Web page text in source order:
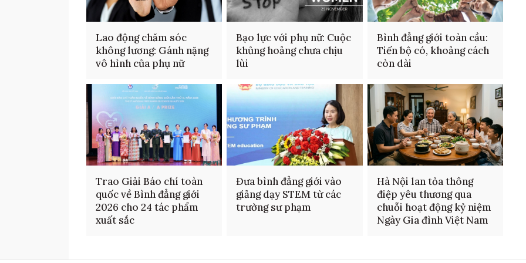
Lao động chăm sóc
không lương: Gánh nặng
vô hình của phụ nữ
Bạo lực với phụ nữ: Cuộc
khủng hoảng chưa chịu
lùi
Bình đẳng giới toàn cầu:
Tiến bộ có, khoảng cách
còn dài
Trao Giải Báo chí toàn
quốc về Bình đẳng giới
2026 cho 24 tác phẩm
xuất sắc
Đưa bình đẳng giới vào
giảng dạy STEM từ các
trường sư phạm
Hà Nội lan tỏa thông
điệp yêu thương qua
chuỗi hoạt động kỷ niệm
Ngày Gia đình Việt Nam